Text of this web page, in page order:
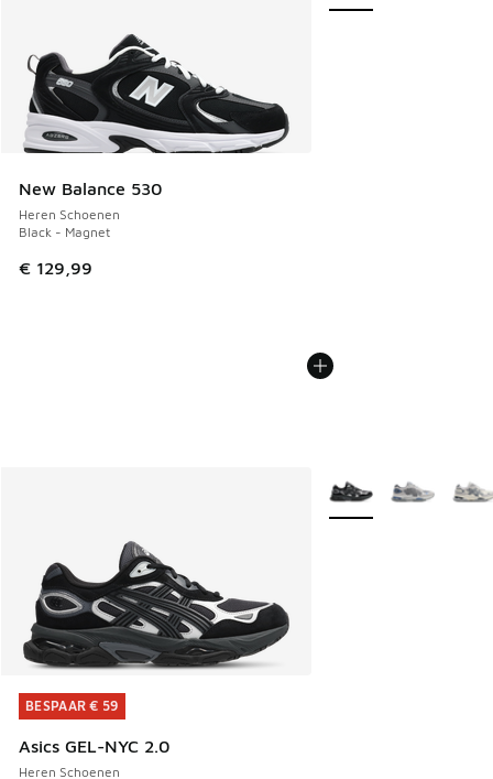
New Balance 530
Heren Schoenen
Black - Magnet
€ 129,99
BESPAAR € 59
Asics GEL-NYC 2.0
Heren Schoenen
BESPAAR € 59
Meer kleuren